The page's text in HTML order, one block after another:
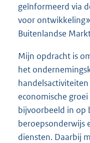
geïnformeerd via
voor ontwikkeling»
Buitenlandse
Mijn opdracht is
het
economische
bijvoorbeeld in op
beroepsonderwijs
diensten. Daarbij